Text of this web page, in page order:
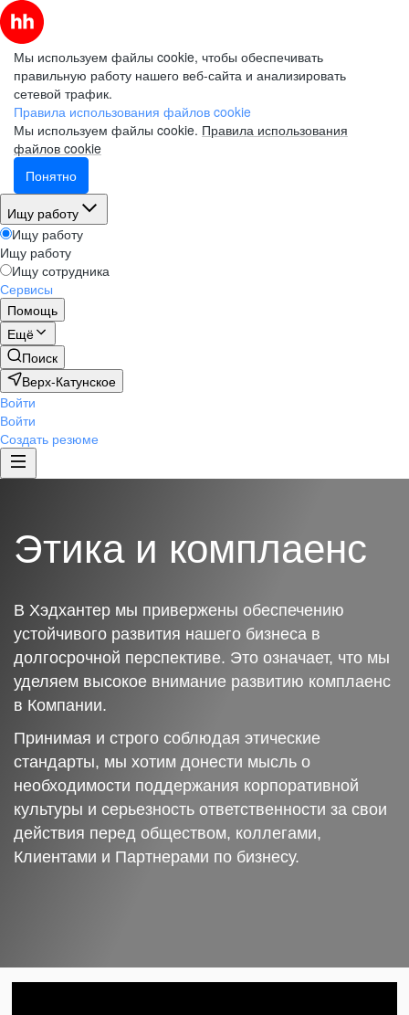
Мы используем файлы cookie, чтобы обеспечивать
правильную работу нашего веб-сайта и анализировать
сетевой трафик.
Правила использования файлов cookie
Мы используем файлы cookie. Правила использования
файлов cookie
Понятно
Ищу работу
Ищу работу
Ищу работу
Ищу сотрудника
Сервисы
Помощь
Ещё
Поиск
Верх-Катунское
Войти
Войти
Создать резюме
Этика и комплаенс
В Хэдхантер мы привержены обеспечению
устойчивого развития нашего бизнеса в
долгосрочной перспективе. Это означает, что мы
уделяем высокое внимание развитию комплаенс
в Компании.
Принимая и строго соблюдая этические
стандарты, мы хотим донести мысль о
необходимости поддержания корпоративной
культуры и серьезность ответственности за свои
действия перед обществом, коллегами,
Клиентами и Партнерами по бизнесу.